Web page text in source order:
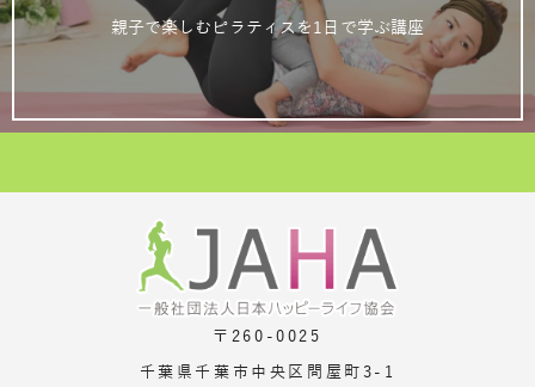
親子で楽しむピラティスを1日で学ぶ講座
〒260-0025
千葉県千葉市中央区問屋町3-1